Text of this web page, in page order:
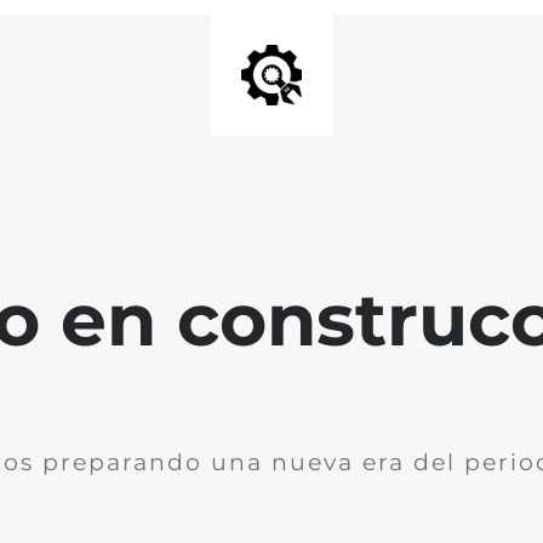
en
preparando una nueva era del